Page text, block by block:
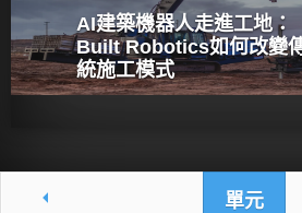
AI建築機器人走進工地：
Built Robotics如何改變
統施工模式
單元